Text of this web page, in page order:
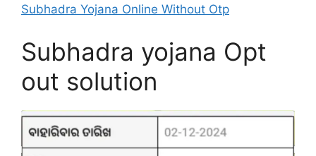
Subhadra Yojana Online Without Otp
Subhadra yojana Opt
out solution